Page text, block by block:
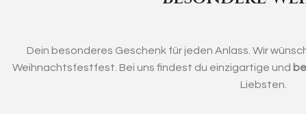
Dein besonderes Geschenk für jeden Anlass. Wir
Weihnachtsfestfest. Bei uns findest du einzigartige und
Liebsten.